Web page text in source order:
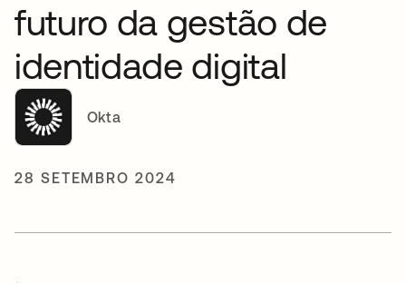
futuro da gestão de
identidade digital
Okta
28 SETEMBRO 2024